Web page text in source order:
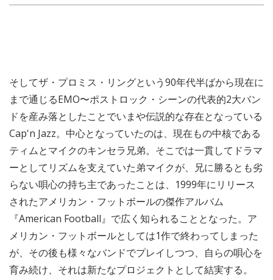
そしてザ・プロミス・リングという90年代半ばから現在に
まで通じるEMO〜ポストロック・シーンの代表的2大バン
ドを産み落としたことでいまや伝説的な存在となっている
Cap'n Jazz。中心となっていたのは、現在もの中核である
ティムとマイクのキンセラ兄弟。そこでは一貫してドラマ
ーとしてリズムを支えていた弟マイクが、兄に勝るとも劣
らない唄心の持ち主であったことは、1999年にリリース
されたアメリカン・フットボールの傑作アルバム
『American Football』で広く知られることとなった。ア
メリカン・フットボールとしては1作で終わってしまった
が、その後も様々なバンドでプレイしつつ、自らの唄心を
育み続け、それは新たなプロジェクトとして結実する。